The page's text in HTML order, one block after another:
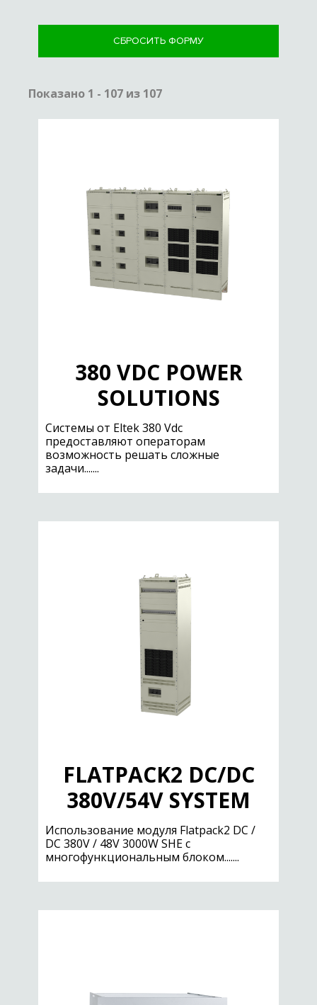
СБРОСИТЬ ФОРМУ
Показано 1 - 107 из 107
380 VDC POWER
SOLUTIONS
Системы от Eltek 380 Vdc
предоставляют операторам
возможность решать сложные
задачи.......
FLATPACK2 DC/DC
380V/54V SYSTEM
Использование модуля Flatpack2 DC /
DC 380V / 48V 3000W SHE с
многофункциональным блоком.......